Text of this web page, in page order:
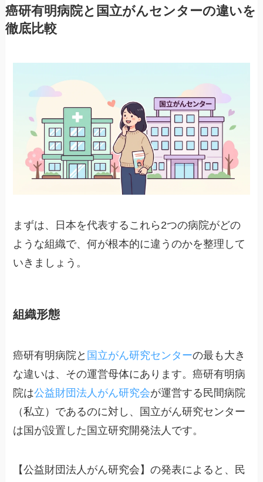
癌研有明病院と国立がんセンターの違いを
徹底比較
まずは、日本を代表するこれら2つの病院がどの
ような組織で、何が根本的に違うのかを整理して
いきましょう。
組織形態
癌研有明病院と 国立がん研究センターの最も大き
な違いは、その運営母体にあります。癌研有明病
院は公益財団法人がん研究会が運営する民間病院
（私立）であるのに対し、国立がん研究センター
は国が設置した国立研究開発法人です。
【公益財団法人がん研究会】の発表によると、民